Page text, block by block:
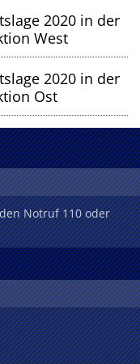
2020 in der
West
2020 in der
Ost
Notruf 110 oder